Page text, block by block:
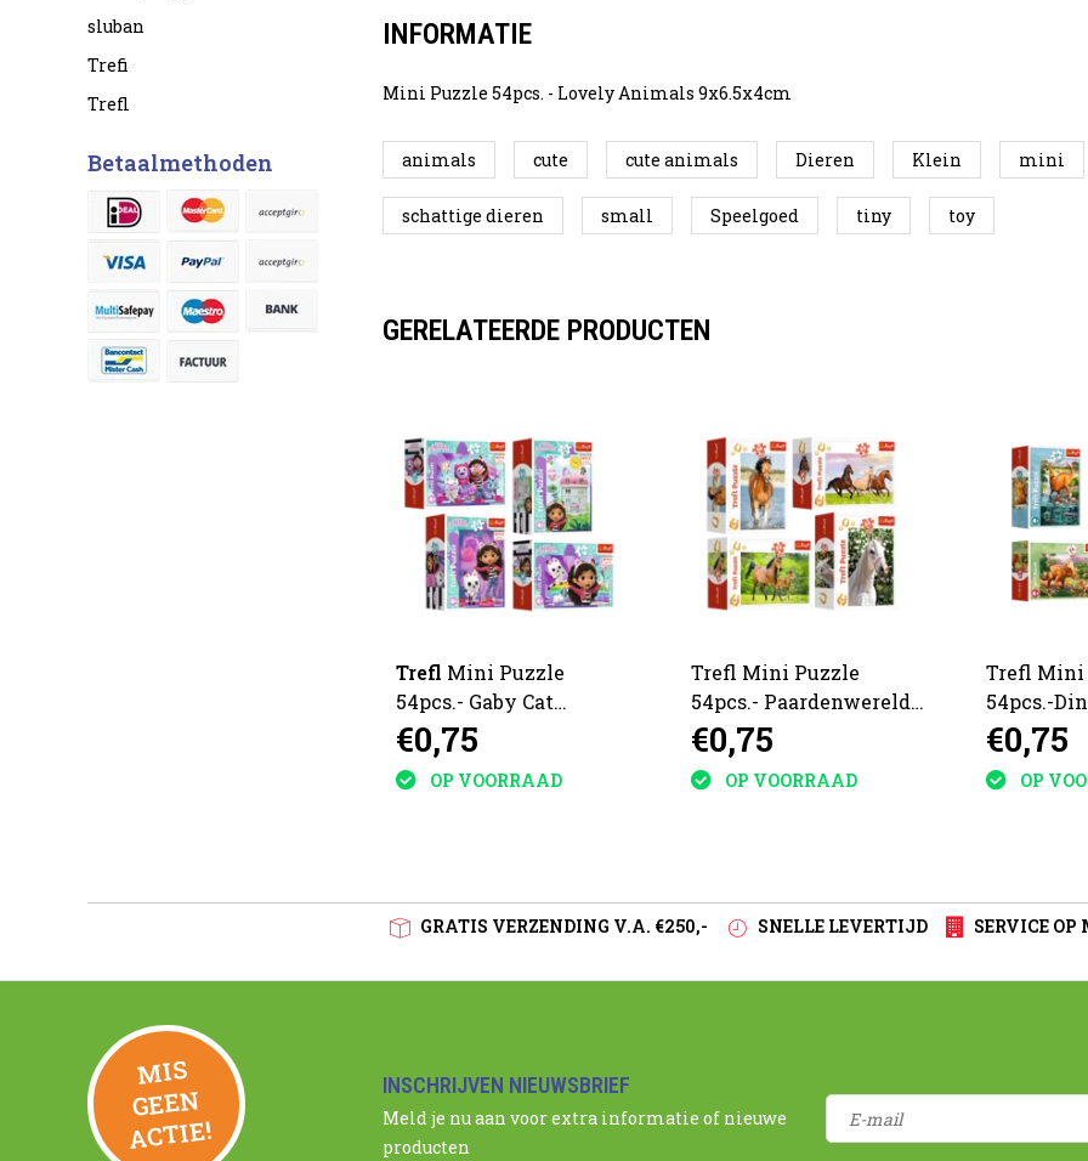
sluban
Trefi
Trefl
Betaalmethoden
INFORMATIE
Mini Puzzle 54pcs. - Lovely Animals 9x6.5x4cm
animals cute cute animals Dieren Klein mini
schattige dieren small Speelgoed tiny toy
GERELATEERDE PRODUCTEN
Trefl Mini Puzzle
54pcs.- Gaby Cat
9x6,5x4cm
€0,75
OP VOORRAAD
Trefl Mini Puzzle
54pcs.- Paardenwereld
9x6,5x4cm
€0,75
OP VOORRAAD
Trefl Mini
54pcs.-
9x6,5x4cm
€0,75
OP
GRATIS VERZENDING V.A. €250,- SNELLE LEVERTIJD SERVICE OP
MIS
GEE
N
ACTIE!
INSCHRIJVEN NIEUWSBRIEF
Meld je nu aan voor extra informatie of nieuwe
producten